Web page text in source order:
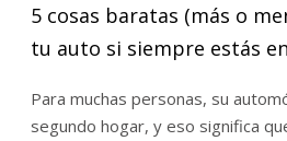
5 cosas baratas (más o
tu auto si siempre estás
Para muchas personas, su
segundo hogar, y eso significa